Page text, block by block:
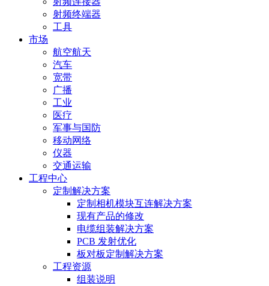
射频终端器
工具
市场
航空航天
汽车
宽带
广播
工业
医疗
军事与国防
移动网络
仪器
交通运输
工程中心
定制解决方案
定制相机模块互连解决方案
现有产品的修改
电缆组装解决方案
PCB 发射优化
板对板定制解决方案
工程资源
组装说明